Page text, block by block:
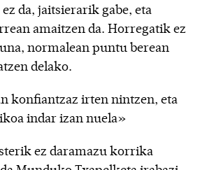
da, jaitsierarik gabe, eta
amaitzen da. Horregatik ez
normalean puntu berean
delako.
konfiantzaz irten nintzen, eta
indar izan nuela»
ez daramazu korrika